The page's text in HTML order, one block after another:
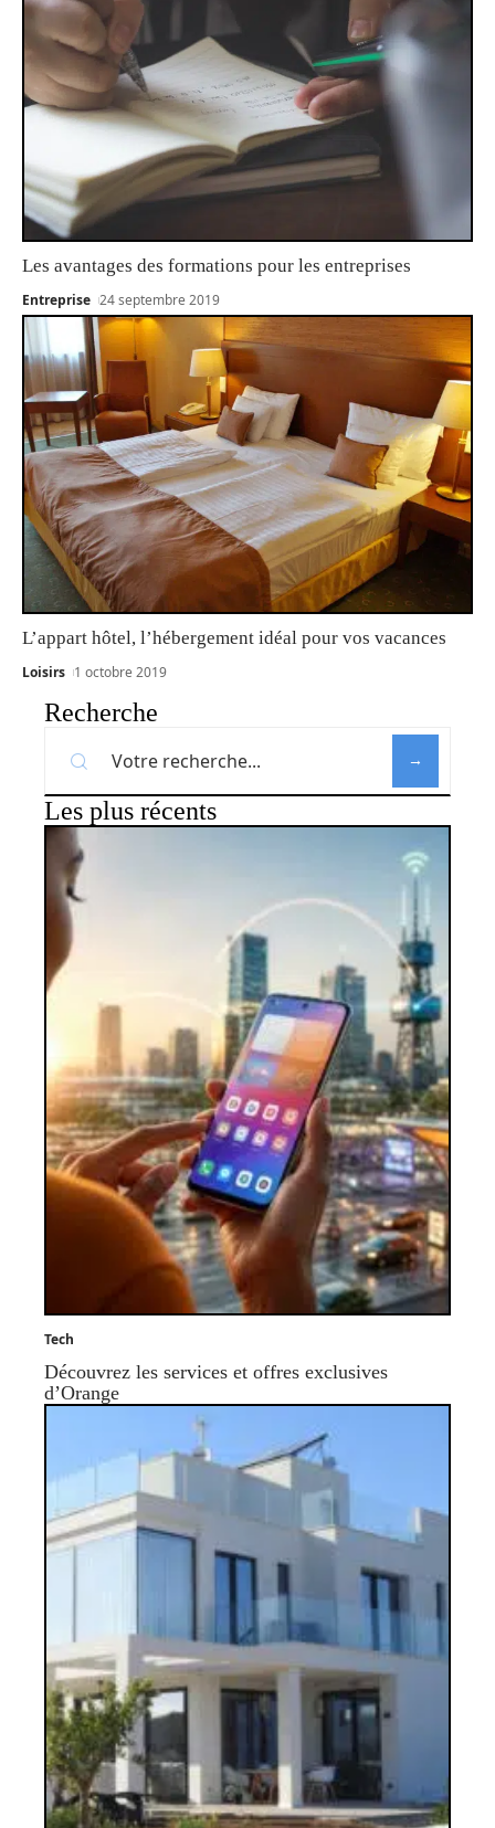
Les avantages des formations pour les entreprises
Entreprise 24 septembre 2019
L’appart hôtel, l’hébergement idéal pour vos vacances
Loisirs 1 octobre 2019
Recherche
Les plus récents
Tech
Découvrez les services et offres exclusives
d’Orange